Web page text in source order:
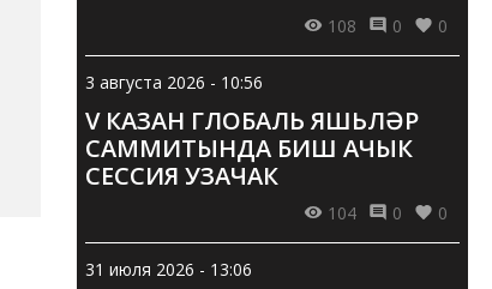
108 0 0
3 августа 2026 - 10:56
V КАЗАН ГЛОБАЛЬ ЯШЬЛӘР
САММИТЫНДА БИШ АЧЫК
СЕССИЯ УЗАЧАК
104 0 0
31 июля 2026 - 13:06